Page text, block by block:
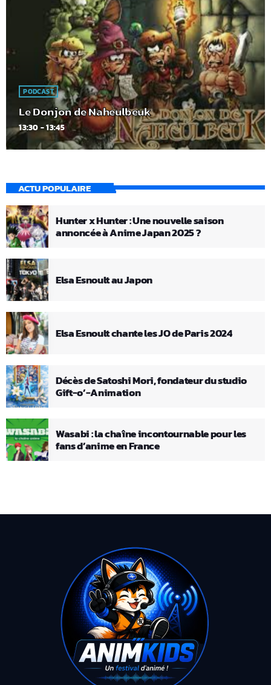
PODCAST
Le Donjon de Naheulbeuk
13:30 - 13:45
ACTU POPULAIRE
Hunter x Hunter : Une nouvelle saison
annoncée à Anime Japan 2025 ?
Elsa Esnoult au Japon
Elsa Esnoult chante les JO de Paris 2024
Décès de Satoshi Mori, fondateur du studio
Gift-o’-Animation
Wasabi : la chaîne incontournable pour les
fans d’anime en France